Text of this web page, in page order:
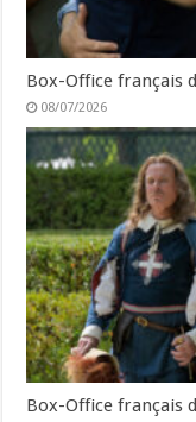
Box-Office français
08/07/2026
Box-Office français